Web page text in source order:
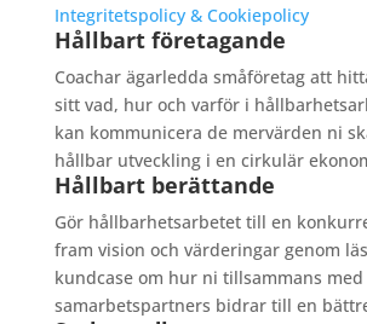
Integritetspolicy & Cookiepolicy
Hållbart företagande
Coachar ägarledda småföretag att
sitt vad, hur och varför i
kan kommunicera de mervärden ni
hållbar utveckling i en cirkulär
Hållbart berättande
Gör hållbarhetsarbetet till en
fram vision och värderingar genom
kundcase om hur ni tillsammans med
samarbetspartners bidrar till en